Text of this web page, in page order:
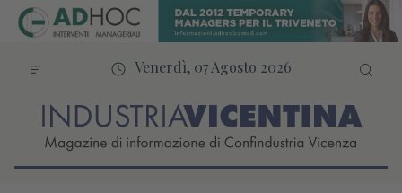
Venerdì, 07 Agosto 2026